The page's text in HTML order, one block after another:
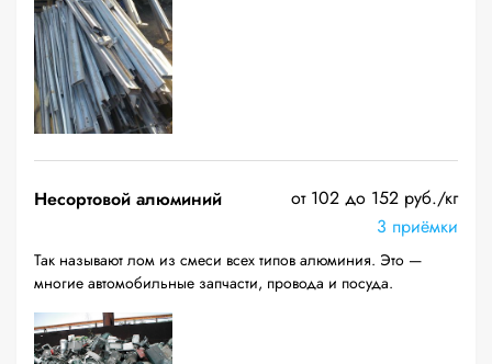
Несортовой алюминий
от 102 до 152 руб./кг
3 приёмки
Так называют лом из смеси всех типов алюминия. Это —
многие автомобильные запчасти, провода и посуда.